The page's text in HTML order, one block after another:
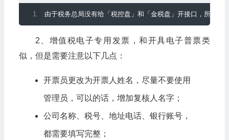
由于税务总局没有给「税控盘」和「金税盘」开接口，所以无
2、增值税电子专用发票，和开具电子普票类
似，但是需要注意以下几点：
开票员更改为开票人姓名，尽量不要使用
管理员，可以的话，增加复核人名字；
公司名称、税号、地址电话、银行账号，
都需要填写完整；